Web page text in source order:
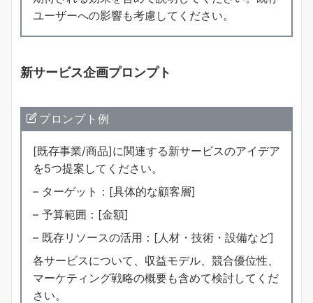
ユーザーへの影響も考慮してください。
新サービス企画プロンプト
プロンプト例
[既存事業/商品]に関連する新サービスのアイデア
を5つ提案してください。
– ターゲット：[具体的な顧客層]
– 予算範囲：[金額]
– 既存リソースの活用：[人材・技術・設備など]
各サービスについて、収益モデル、競合優位性、
マーケティング戦略の概要も含めて検討してくだ
さい。